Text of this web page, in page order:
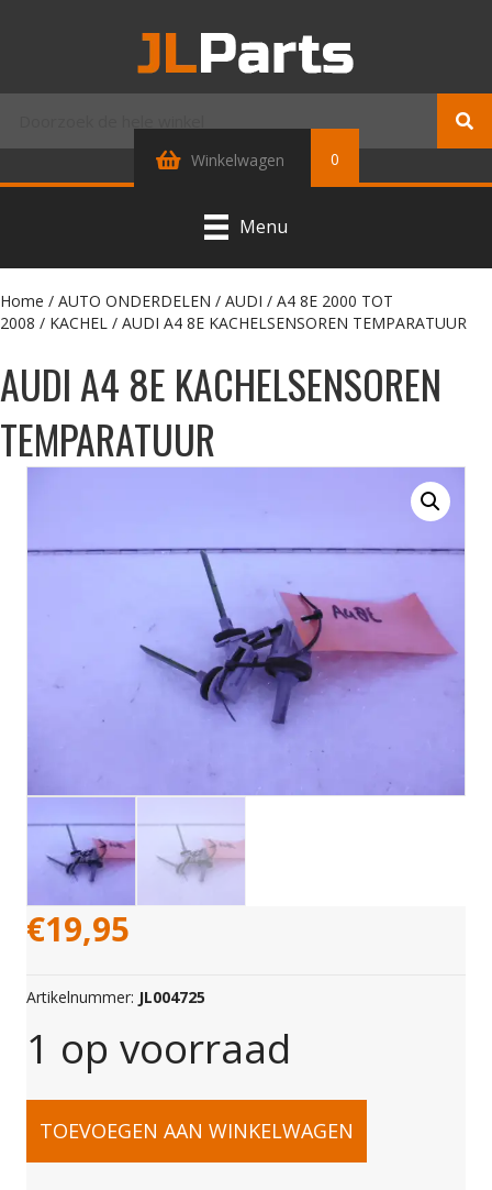
Winkelwagen 0
Menu
Home / AUTO ONDERDELEN / AUDI / A4 8E 2000 TOT
2008 / KACHEL / AUDI A4 8E KACHELSENSOREN TEMPARATUUR
AUDI A4 8E KACHELSENSOREN
TEMPARATUUR
€19,95
Artikelnummer: JL004725
1 op voorraad
AUDI
TOEVOEGEN AAN WINKELWAGEN